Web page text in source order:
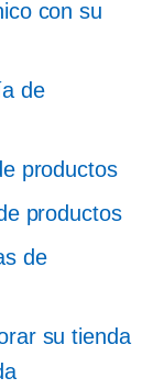
con su
de
productos
productos
de
su tienda